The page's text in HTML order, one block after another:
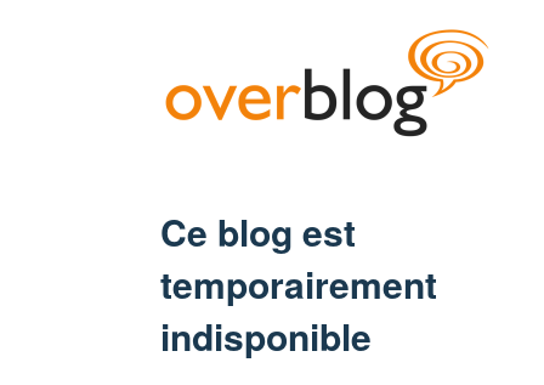
Ce blog est
temporairement
indisponible